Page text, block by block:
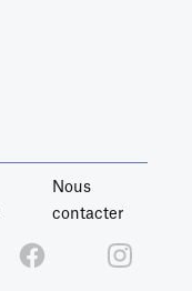
Nous
contacter